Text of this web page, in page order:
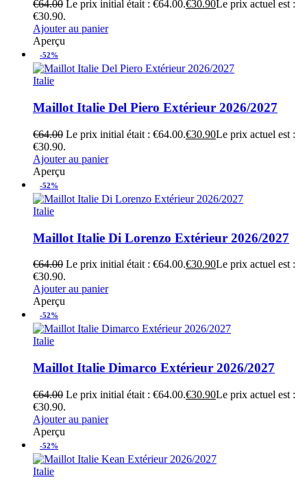
€64.00 Le prix initial était : €64.00.€30.90Le prix actuel est :
€30.90.
Ajouter au panier
Aperçu
-52%
Italie
Maillot Italie Del Piero Extérieur 2026/2027
€64.00 Le prix initial était : €64.00.€30.90Le prix actuel est :
€30.90.
Ajouter au panier
Aperçu
-52%
Italie
Maillot Italie Di Lorenzo Extérieur 2026/2027
€64.00 Le prix initial était : €64.00.€30.90Le prix actuel est :
€30.90.
Ajouter au panier
Aperçu
-52%
Italie
Maillot Italie Dimarco Extérieur 2026/2027
€64.00 Le prix initial était : €64.00.€30.90Le prix actuel est :
€30.90.
Ajouter au panier
Aperçu
-52%
Italie